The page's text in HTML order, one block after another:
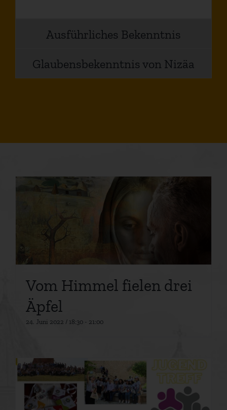
Ausführliches Bekenntnis
Glaubensbekenntnis von Nizäa
Vom Himmel fielen drei
Äpfel
24. Juni 2022 / 18:30- 21:00